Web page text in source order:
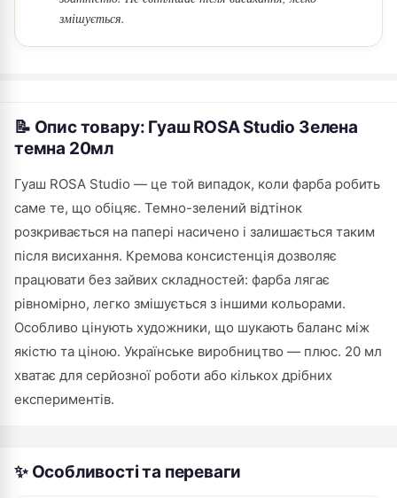
змішується.
📝 Опис товару: Гуаш ROSA Studio Зелена
темна 20мл
Гуаш ROSA Studio — це той випадок, коли фарба робить
саме те, що обіцяє. Темно-зелений відтінок
розкривається на папері насичено і залишається таким
після висихання. Кремова консистенція дозволяє
працювати без зайвих складностей: фарба лягає
рівномірно, легко змішується з іншими кольорами.
Особливо цінують художники, що шукають баланс між
якістю та ціною. Українське виробництво — плюс. 20 мл
хватає для серйозної роботи або кількох дрібних
експериментів.
✨ Особливості та переваги